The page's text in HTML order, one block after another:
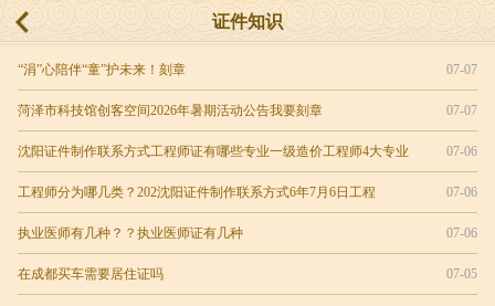
证件知识
07-07
“涓”心陪伴“童”护未来！刻章
07-07
菏泽市科技馆创客空间2026年暑期活动公告我要刻章
07-06
沈阳证件制作联系方式工程师证有哪些专业一级造价工程师4大专业
07-06
工程师分为哪几类？202沈阳证件制作联系方式6年7月6日工程
07-06
执业医师有几种？？执业医师证有几种
07-05
在成都买车需要居住证吗